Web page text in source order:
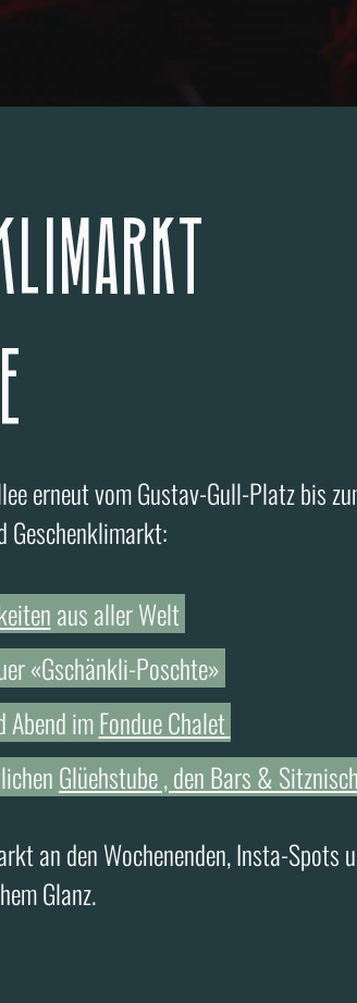
arkt
erneut vom Gustav-Gull-Platz bis
Geschenklimarkt:
aus aller Welt
«Gschänkli-Poschte»
Abend imFondue Chalet
Glüehstube , den Bars &
an den Wochenenden, Insta-Spots
Glanz.